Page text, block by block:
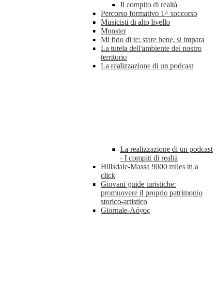
Il compito di realtà
Percorso formativo 1^ soccorso
Musicisti di alto livello
Monster
Mi fido di te: stare bene, si impara
La tutela dell'ambiente del nostro
territorio
La realizzazione di un podcast
La realizzazione di un podcast
- I compiti di realtà
Hillsdale-Massa 9000 miles in a
click
Giovani guide turistiche:
promuovere il proprio patrimonio
storico-artistico
Giornale-Λóγος